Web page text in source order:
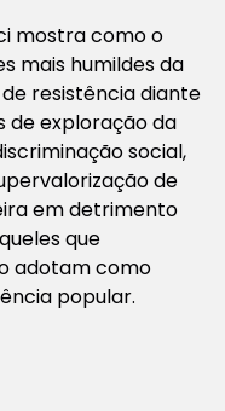
mostra como o
mais humildes da
resistência diante
de exploração da
social,
de
em detrimento
que
adotam como
popular.